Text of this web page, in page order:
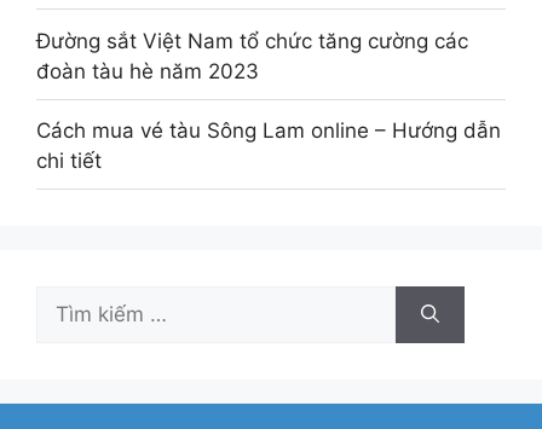
Đường sắt Việt Nam tổ chức tăng cường các
đoàn tàu hè năm 2023
Cách mua vé tàu Sông Lam online – Hướng dẫn
chi tiết
Tìm